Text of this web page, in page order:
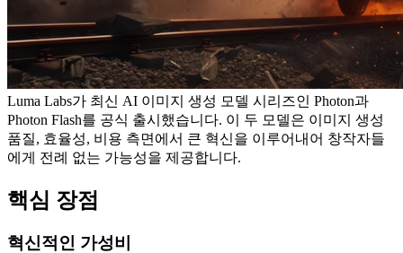
Luma Labs가 최신 AI 이미지 생성 모델 시리즈인 Photon과
Photon Flash를 공식 출시했습니다. 이 두 모델은 이미지 생성
품질, 효율성, 비용 측면에서 큰 혁신을 이루어내어 창작자들
에게 전례 없는 가능성을 제공합니다.
핵심 장점
혁신적인 가성비